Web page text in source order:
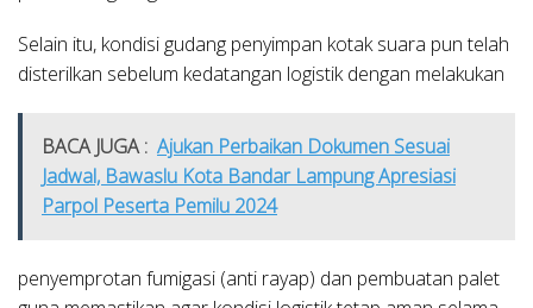
Selain itu, kondisi gudang penyimpan kotak suara pun telah
disterilkan sebelum kedatangan logistik dengan melakukan
BACA JUGA : Ajukan Perbaikan Dokumen Sesuai
Jadwal, Bawaslu Kota Bandar Lampung Apresiasi
Parpol Peserta Pemilu 2024
penyemprotan fumigasi (anti rayap) dan pembuatan palet